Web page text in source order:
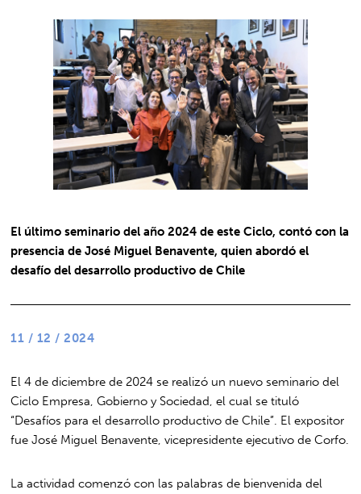
El último seminario del año 2024 de este Ciclo, contó con la
presencia de José Miguel Benavente, quien abordó el
desafío del desarrollo productivo de Chile
11 / 12 / 2024
El 4 de diciembre de 2024 se realizó un nuevo seminario del
Ciclo Empresa, Gobierno y Sociedad, el cual se tituló
“Desafíos para el desarrollo productivo de Chile”. El expositor
fue José Miguel Benavente, vicepresidente ejecutivo de Corfo
La actividad comenzó con las palabras de bienvenida del